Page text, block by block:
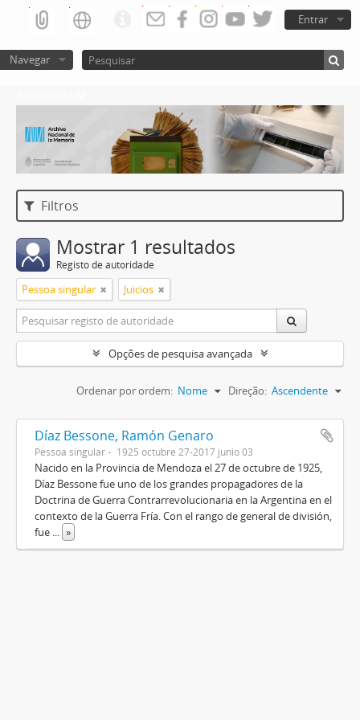
Entrar
Navegar
Filtros
Mostrar 1 resultados
Registo de autoridade
Pessoa singular Juicios
Opções de pesquisa avançada
Ordenar por ordem: Nome Direção: Ascendente
Díaz Bessone, Ramón Genaro
Pessoa singular 1925 octubre 27-2017 junio 03
Nacido en la Provincia de Mendoza el 27 de octubre de 1925,
Díaz Bessone fue uno de los grandes propagadores de la
Doctrina de Guerra Contrarrevolucionaria en la Argentina en el
contexto de la Guerra Fría. Con el rango de general de división,
fue ... »